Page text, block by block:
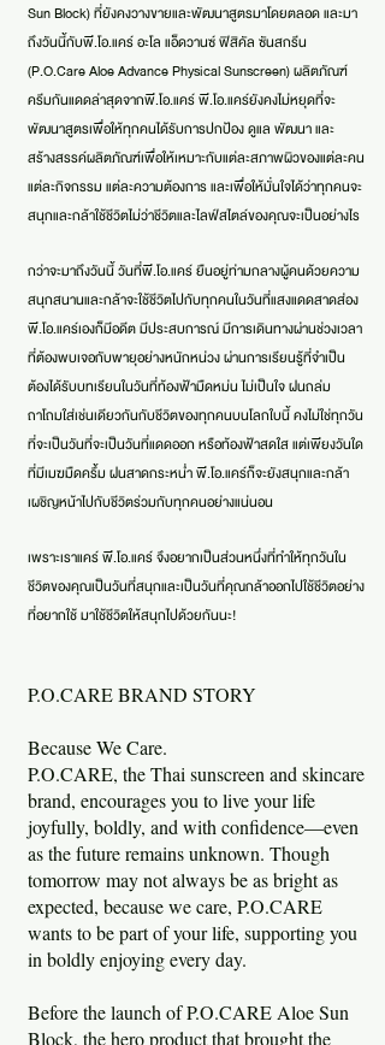
Sun Block) ที่ยังคงวางขายและพัฒนาสูตรมาโดยตลอด และมา
ถึงวันนี้กับพี.โอ.แคร์ อะโล แอ็ดวานซ์ ฟิสิคัล ซันสกรีน
(P.O.Care Aloe Advance Physical Sunscreen) ผลิตภัณฑ์
ครีมกันแดดล่าสุดจากพี.โอ.แคร์ พี.โอ.แคร์ยังคงไม่หยุดที่จะ
พัฒนาสูตรเพื่อให้ทุกคนได้รับการปกป้อง ดูแล พัฒนา และ
สร้างสรรค์ผลิตภัณฑ์เพื่อให้เหมาะกับแต่ละสภาพผิวของแต่ละคน
แต่ละกิจกรรม แต่ละความต้องการ และเพื่อให้มั่นใจได้ว่าทุกคนจะ
สนุกและกล้าใช้ชีวิตไม่ว่าชีวิตและไลฟ์สไตล์ของคุณจะเป็นอย่างไร
กว่าจะมาถึงวันนี้ วันที่พี.โอ.แคร์ ยืนอยู่ท่ามกลางผู้คนด้วยความ
สนุกสนานและกล้าจะใช้ชีวิตไปกับทุกคนในวันที่แสงแดดสาดส่อง
พี.โอ.แคร์เองก็มีอดีต มีประสบการณ์ มีการเดินทางผ่านช่วงเวลา
ที่ต้องพบเจอกับพายุอย่างหนักหน่วง ผ่านการเรียนรู้ที่จำเป็น
ต้องได้รับบทเรียนในวันที่ท้องฟ้ามืดหม่น ไม่เป็นใจ ฝนถล่ม
ถาโถมใส่เช่นเดียวกันกับชีวิตของทุกคนบนโลกใบนี้ คงไม่ใช่ทุกวัน
ที่จะเป็นวันที่จะเป็นวันที่แดดออก หรือท้องฟ้าสดใส แต่เพียงวันใด
ที่มีเมฆมืดครึ้ม ฝนสาดกระหน่ำ พี.โอ.แคร์ก็จะยังสนุกและกล้า
เผชิญหน้าไปกับชีวิตร่วมกับทุกคนอย่างแน่นอน
เพราะเราแคร์ พี.โอ.แคร์ จึงอยากเป็นส่วนหนึ่งที่ทำให้ทุกวันใน
ชีวิตของคุณเป็นวันที่สนุกและเป็นวันที่คุณกล้าออกไปใช้ชีวิตอย่าง
ที่อยากใช้ มาใช้ชีวิตให้สนุกไปด้วยกันนะ!
P.O.CARE BRAND STORY
Because We Care.
P.O.CARE, the Thai sunscreen and skincare
brand, encourages you to live your life
joyfully, boldly, and with confidence—even
as the future remains unknown. Though
tomorrow may not always be as bright as
expected, because we care, P.O.CARE
wants to be part of your life, supporting you
in boldly enjoying every day.
Before the launch of P.O.CARE Aloe Sun
Block, the hero product that brought the